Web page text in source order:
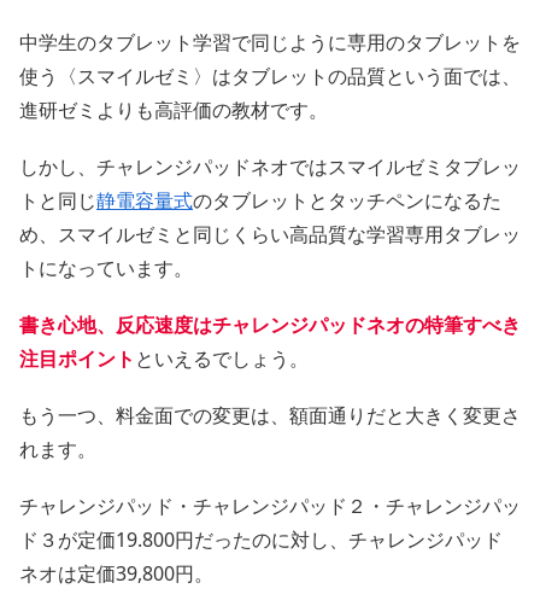
中学生のタブレット学習で同じように専用のタブレットを
使う〈スマイルゼミ〉はタブレットの品質という面では、
進研ゼミよりも高評価の教材です。
しかし、チャレンジパッドネオではスマイルゼミタブレッ
トと同じ静電容量式のタブレットとタッチペンになるた
め、スマイルゼミと同じくらい高品質な学習専用タブレッ
トになっています。
書き心地、反応速度はチャレンジパッドネオの特筆すべき
注目ポイント といえるでしょう。
もう一つ、料金面での変更は、額面通りだと大きく変更さ
れます。
チャレンジパッド・チャレンジパッド２・チャレンジパッ
ド３が定価19.800円だったのに対し、チャレンジパッド
ネオは定価39,800円。